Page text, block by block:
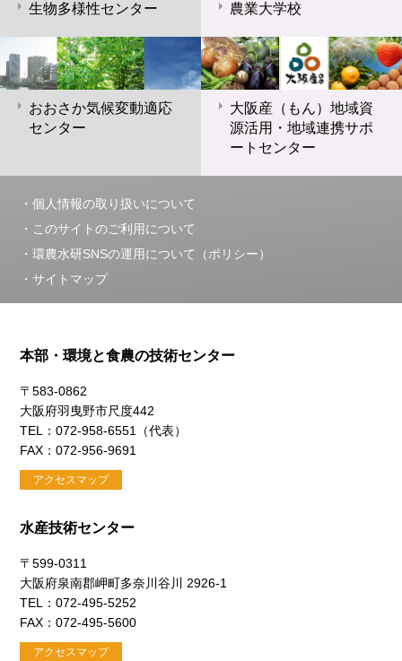
生物多様性センター 農業大学校
おおさか気候変動適応
センター
大阪産（もん）地域資
源活用・地域連携サポ
ートセンター
個人情報の取り扱いについて
このサイトのご利用について
環農水研SNSの運用について（ポリシー）
サイトマップ
本部・環境と食農の技術センター
〒583-0862
大阪府羽曳野市尺度442
TEL：072-958-6551（代表）
FAX：072-956-9691
アクセスマップ
水産技術センター
〒599-0311
大阪府泉南郡岬町多奈川谷川 2926-1
TEL：072-495-5252
FAX：072-495-5600
アクセスマップ